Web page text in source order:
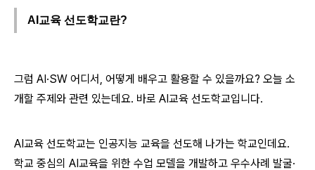
AI교육 선도학교란?
그럼 AI·SW 어디서, 어떻게 배우고 활용할 수 있을까요? 오늘 소
개할 주제와 관련 있는데요. 바로 AI교육 선도학교입니다.
AI교육 선도학교는 인공지능 교육을 선도해 나가는 학교인데요.
학교 중심의 AI교육을 위한 수업 모델을 개발하고 우수사례 발굴·